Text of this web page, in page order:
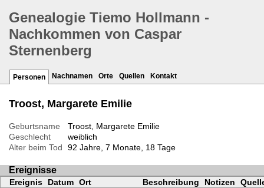
Genealogie Tiemo Hollmann -
Nachkommen von Caspar
Sternenberg
Personen Nachnamen Orte Quellen Kontakt
Troost, Margarete Emilie
Geburtsname
Troost, Margarete Emilie
Geschlecht
weiblich
Alter beim Tod
92 Jahre, 7 Monate, 18 Tage
Ereignisse
Ereignis Datum Ort Beschreibung Notizen